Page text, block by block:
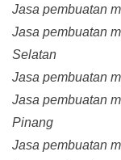
Jasa pembuatan
Jasa pembuatan
Selatan
Jasa pembuatan
Jasa pembuatan
Pinang
Jasa pembuatan